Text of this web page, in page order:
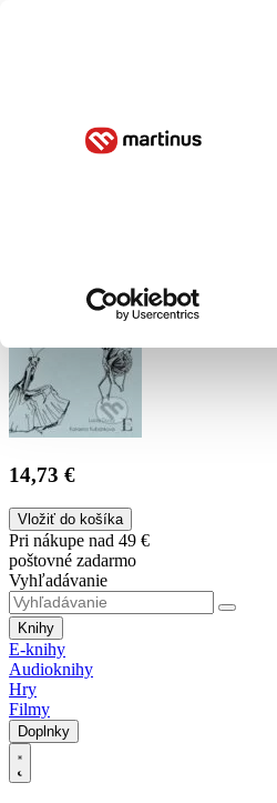
14,73 €
Vložiť do košíka
Pri nákupe nad 49 €
poštovné zadarmo
Vyhľadávanie
Knihy
E-knihy
Audioknihy
Hry
Filmy
Doplnky